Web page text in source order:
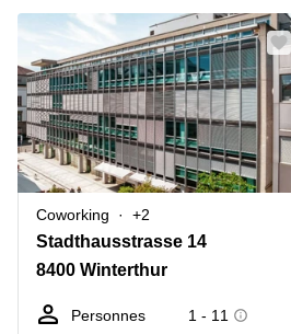
Coworking +2
Stadthausstrasse 14
8400 Winterthur
Personnes
1 - 11